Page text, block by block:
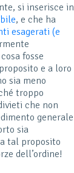
si inserisce in
, e che ha
esagerati (e
fosse
e a loro
sia meno
troppo
che non
generale
sia
tal proposito
dell’ordine!